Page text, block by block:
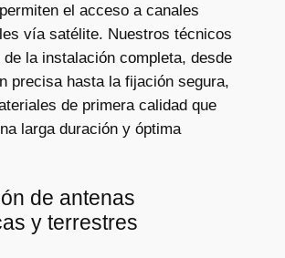
el acceso a canales
vía satélite. Nuestros técnicos
la instalación completa, desde
precisa hasta la fijación segura,
de primera calidad que
larga duración y óptima
de antenas
y terrestres